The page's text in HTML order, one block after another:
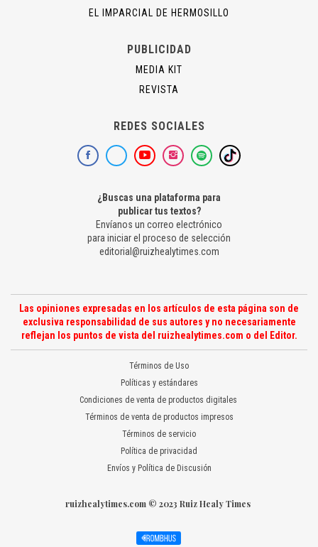
EL IMPARCIAL DE HERMOSILLO
PUBLICIDAD
MEDIA KIT
REVISTA
REDES SOCIALES
¿Buscas una plataforma para
publicar tus textos?
Envíanos un correo electrónico
para iniciar el proceso de selección
editorial@ruizhealytimes.com
Las opiniones expresadas en los artículos de esta página son de
exclusiva responsabilidad de sus autores y no necesariamente
reflejan los puntos de vista del ruizhealytimes.com o del Editor.
Términos de Uso
Políticas y estándares
Condiciones de venta de productos digitales
Términos de venta de productos impresos
Términos de servicio
Política de privacidad
Envíos y Política de Discusión
ruizhealytimes.com © 2023 Ruiz Healy Times